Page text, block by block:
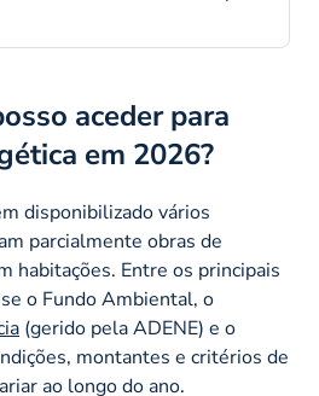
aceder para
em 2026?
disponibilizado vários
parcialmente obras de
habitações. Entre os principais
o Fundo Ambiental, o
(gerido pela ADENE) e o
montantes e critérios de
ao longo do ano.